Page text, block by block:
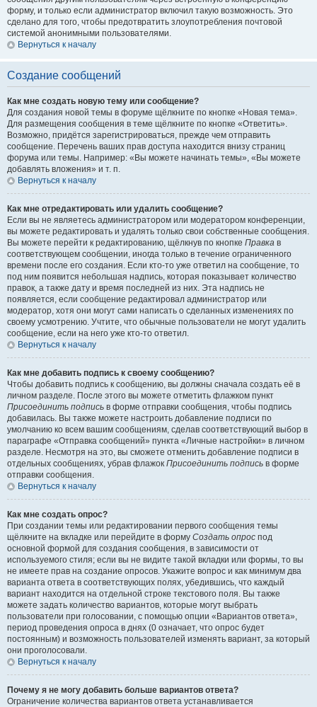
форму, и только если администратор включил такую возможность. Это
сделано для того, чтобы предотвратить злоупотребления почтовой
системой анонимными пользователями.
Вернуться к началу
Создание сообщений
Как мне создать новую тему или сообщение?
Для создания новой темы в форуме щёлкните по кнопке «Новая тема».
Для размещения сообщения в теме щёлкните по кнопке «Ответить».
Возможно, придётся зарегистрироваться, прежде чем отправить
сообщение. Перечень ваших прав доступа находится внизу страниц
форума или темы. Например: «Вы можете начинать темы», «Вы можете
добавлять вложения» и т. п.
Вернуться к началу
Как мне отредактировать или удалить сообщение?
Если вы не являетесь администратором или модератором конференции,
вы можете редактировать и удалять только свои собственные сообщения.
Вы можете перейти к редактированию, щёлкнув по кнопке Правка в
соответствующем сообщении, иногда только в течение ограниченного
времени после его создания. Если кто-то уже ответил на сообщение, то
под ним появится небольшая надпись, которая показывает количество
правок, а также дату и время последней из них. Эта надпись не
появляется, если сообщение редактировал администратор или
модератор, хотя они могут сами написать о сделанных изменениях по
своему усмотрению. Учтите, что обычные пользователи не могут удалить
сообщение, если на него уже кто-то ответил.
Вернуться к началу
Как мне добавить подпись к своему сообщению?
Чтобы добавить подпись к сообщению, вы должны сначала создать её в
личном разделе. После этого вы можете отметить флажком пункт
Присоединить подпись в форме отправки сообщения, чтобы подпись
добавилась. Вы также можете настроить добавление подписи по
умолчанию ко всем вашим сообщениям, сделав соответствующий выбор в
параграфе «Отправка сообщений» пункта «Личные настройки» в личном
разделе. Несмотря на это, вы сможете отменить добавление подписи в
отдельных сообщениях, убрав флажок Присоединить подпись в форме
отправки сообщения.
Вернуться к началу
Как мне создать опрос?
При создании темы или редактировании первого сообщения темы
щёлкните на вкладке или перейдите в форму Создать опрос под
основной формой для создания сообщения, в зависимости от
используемого стиля; если вы не видите такой вкладки или формы, то вы
не имеете прав на создание опросов. Укажите вопрос и как минимум два
варианта ответа в соответствующих полях, убедившись, что каждый
вариант находится на отдельной строке текстового поля. Вы также
можете задать количество вариантов, которые могут выбрать
пользователи при голосовании, с помощью опции «Вариантов ответа»,
период проведения опроса в днях (0 означает, что опрос будет
постоянным) и возможность пользователей изменять вариант, за который
они проголосовали.
Вернуться к началу
Почему я не могу добавить больше вариантов ответа?
Ограничение количества вариантов ответа устанавливается